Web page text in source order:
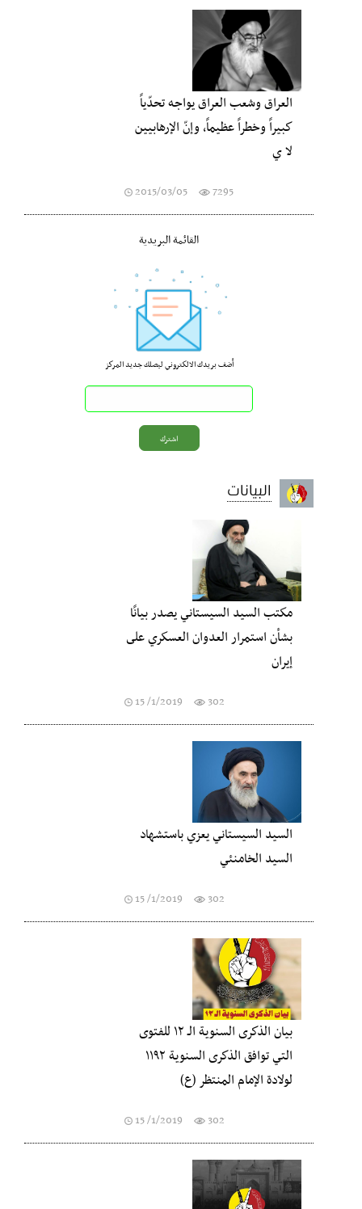
العراق وشعب العراق يواجه تحدّياً
كبيراً وخطراً عظيماً، وإنّ الإرهابيين
لا ي
2015/03/05 7295
القائمة البريدية
أضف بريدك الالكتروني ليصلك جديد المركز
البيانات
مكتب السيد السيستاني يصدر بيانًا
بشأن استمرار العدوان العسكري على
إيران
15 /1/2019 302
السيد السيستاني يعزي باستشهاد
السيد الخامنئي
15 /1/2019 302
بيان الذكرى السنوية الـ ١٢ للفتوى
التي توافق الذكرى السنوية ١١٩٢
لولادة الإمام المنتظر (ع)
15 /1/2019 302